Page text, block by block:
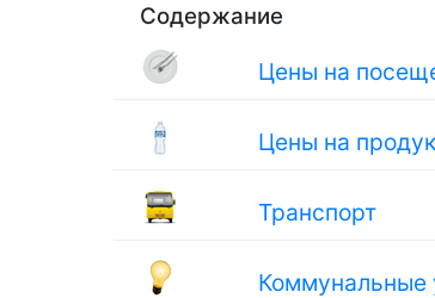
Содержание
Цены на
Цены на
Транспорт
Коммунальные